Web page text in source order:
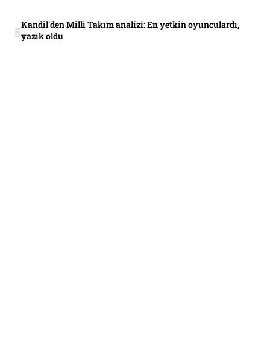
Kandil’den Milli Takım analizi: En yetkin oyunculardı,
yazık oldu